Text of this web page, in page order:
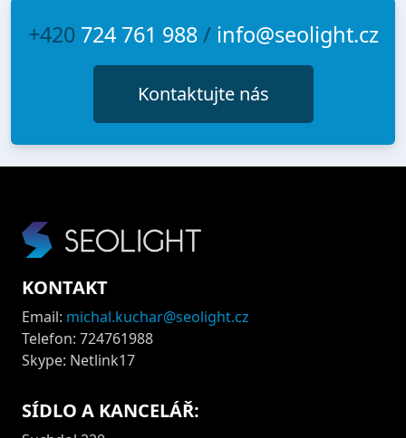
+420 724 761 988/ info@seolight.cz
Kontaktujte nás
KONTAKT
Email: michal.kuchar@seolight.cz
Telefon: 724761988
Skype: Netlink17
SÍDLO A KANCELÁŘ: